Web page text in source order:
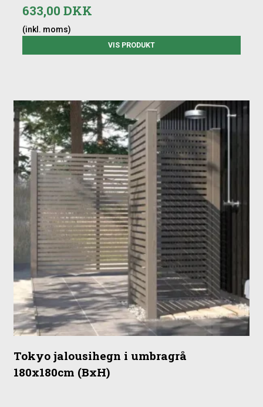
633,00 DKK
(inkl. moms)
VIS PRODUKT
Tokyo jalousihegn i umbragrå
180x180cm (BxH)